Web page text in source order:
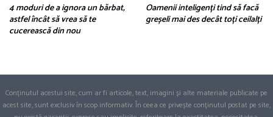
4 moduri de a ignora un bărbat,
astfel încât să vrea să te
cucerească din nou
Oamenii inteligenți tind să facă
greșeli mai des decât toți ceilalți
Conținutul acestui site, cum ar fi articole, text, imagini și alte materiale publicate pe
acest site, sunt exclusiv în scop informativ. În ceea ce privește conținutul postat pe site,